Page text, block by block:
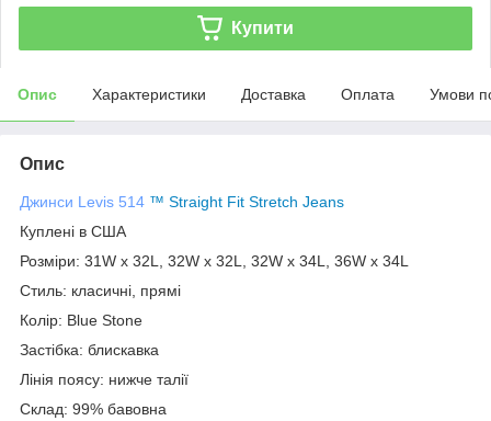
Купити
Опис Характеристики Доставка Оплата Умови
Опис
Джинси Levis 514 ™ Straight Fit Stretch Jeans
Куплені в США
Розміри: 31W x 32L, 32W x 32L, 32W x 34L, 36W x 34L
Стиль: класичні, прямі
Колір: Blue Stone
Застібка: блискавка
Лінія поясу: нижче талії
Склад: 99% бавовна